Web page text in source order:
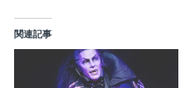
て
T
w
i で
共
有
す
c
k
e
t
に
ー
ル
(
関連記事